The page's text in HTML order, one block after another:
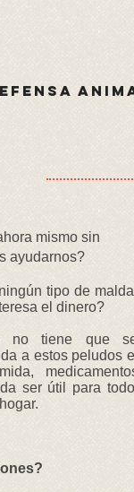
mismo sin
ayudarnos?
tipo de
el dinero?
no tiene que
a estos peludos
ser útil para